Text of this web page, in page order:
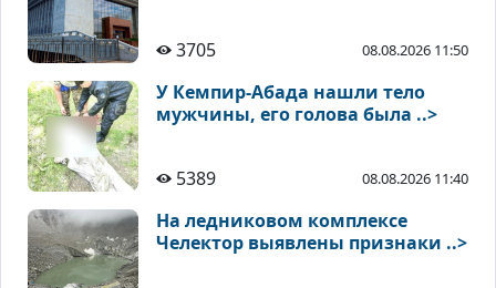
3705 08.08.2026 11:50
У Кемпир-Абада нашли тело
мужчины, его голова была ..>
5389 08.08.2026 11:40
На ледниковом комплексе
Челектор выявлены признаки ..>